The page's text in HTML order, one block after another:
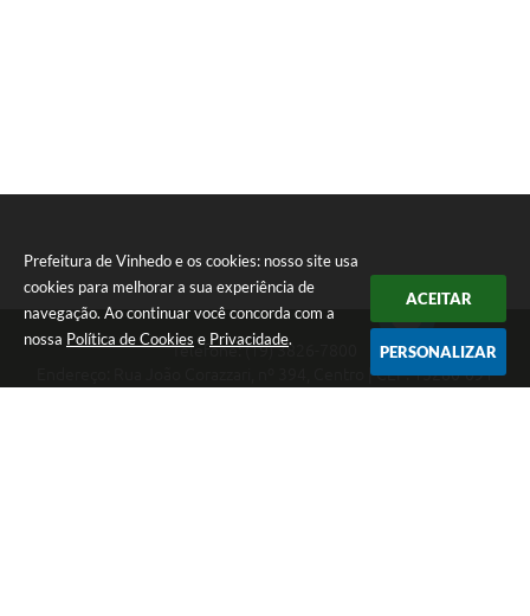
Prefeitura de Vinhedo e os cookies: nosso site usa
cookies para melhorar a sua experiência de
navegação. Ao continuar você concorda com a
nossa Política de Cookies e Privacidade.
ACEITAR
PERSONALIZAR
Telefone: (19) 3826-7800
Endereço: Rua João Corazzari, nº 394, Centro | CEP: 13280-091